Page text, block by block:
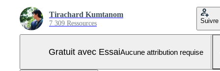
Tirachard Kumtanom
7 309 Ressources Suivre
Gratuit avec EssaiAucune attribution requise